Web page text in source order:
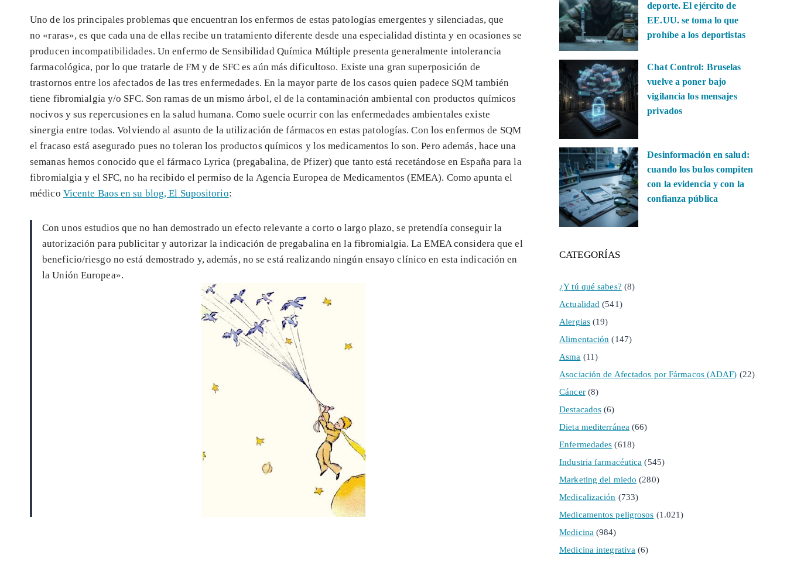
Uno de los principales problemas que encuentran los enfermos de estas patologías emergentes y silenciadas, que
no «raras», es que cada una de ellas recibe un tratamiento diferente desde una especialidad distinta y en ocasiones se
producen incompatibilidades. Un enfermo de Sensibilidad Química Múltiple presenta generalmente intolerancia
farmacológica, por lo que tratarle de FM y de SFC es aún más dificultoso. Existe una gran superposición de
trastornos entre los afectados de las tres enfermedades. En la mayor parte de los casos quien padece SQM también
tiene fibromialgia y/o SFC. Son ramas de un mismo árbol, el de la contaminación ambiental con productos químicos
nocivos y sus repercusiones en la salud humana. Como suele ocurrir con las enfermedades ambientales existe
sinergia entre todas. Volviendo al asunto de la utilización de fármacos en estas patologías. Con los enfermos de SQM
el fracaso está asegurado pues no toleran los productos químicos y los medicamentos lo son. Pero además, hace una
semanas hemos conocido que el fármaco Lyrica (pregabalina, de Pfizer) que tanto está recetándose en España para la
fibromialgia y el SFC, no ha recibido el permiso de la Agencia Europea de Medicamentos (EMEA). Como apunta el
médico Vicente Baos en su blog, El Supositorio:
Con unos estudios que no han demostrado un efecto relevante a corto o largo plazo, se pretendía conseguir la
autorización para publicitar y autorizar la indicación de pregabalina en la fibromialgia. La EMEA considera que el
beneficio/riesgo no está demostrado y, además, no se está realizando ningún ensayo clínico en esta indicación en
la Unión Europea».
deporte. El ejército de
EE.UU. se toma lo que
prohíbe a los deportistas
Chat Control: Bruselas
vuelve a poner bajo
vigilancia los mensajes
privados
Desinformación en salud:
cuando los bulos compiten
con la evidencia y con la
confianza pública
CATEGORÍAS
¿Y tú qué sabes? (8)
Actualidad (541)
Alergias(19)
Alimentación (147)
Asma (11)
Asociación de Afectados por Fármacos (ADAF) (22)
Cáncer(8)
Destacados (6)
Dieta mediterránea (66)
Enfermedades (618)
Industria farmacéutica (545)
Marketing del miedo (280)
Medicalización (733)
Medicamentos peligrosos (1.021)
Medicina (984)
Medicina integrativa (6)